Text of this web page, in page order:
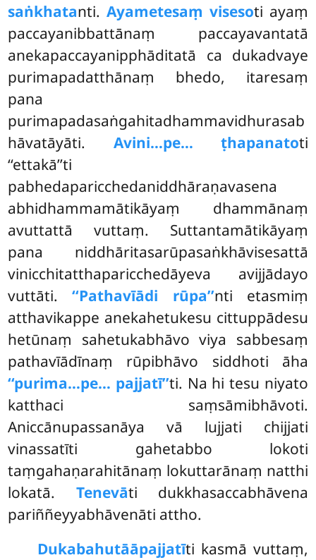
saṅkhatanti.Ayametesaṃ visesoti ayaṃ
paccayanibbattānaṃ paccayavantatā
anekapaccayanipphāditatā ca dukadvaye
purimapadatthānaṃ bhedo, itaresaṃ
pana
purimapadasaṅgahitadhammavidhurasab
hāvatāyāti. Avini…pe… ṭhapanatoti
‘‘ettakā’’ti
pabhedaparicchedaniddhāraṇavasena
abhidhammamātikāyaṃ dhammānaṃ
avuttattā vuttaṃ. Suttantamātikāyaṃ
pana niddhāritasarūpasaṅkhāvisesattā
vinicchitatthaparicchedāyeva avijjādayo
vuttāti.‘‘Pathavīādi rūpa’’nti etasmiṃ
atthavikappe anekahetukesu cittuppādesu
hetūnaṃ sahetukabhāvo viya sabbesaṃ
pathavīādīnaṃ rūpibhāvo siddhoti āha
‘‘purima…pe… pajjatī’’ti. Na hi tesu niyato
katthaci saṃsāmibhāvoti.
Aniccānupassanāya vā lujjati chijjati
vinassatīti gahetabbo lokoti
taṃgahaṇarahitānaṃ lokuttarānaṃ natthi
lokatā. Tenevāti dukkhasaccabhāvena
pariññeyyabhāvenāti attho.
Dukabahutāāpajjatīti kasmā vuttaṃ,